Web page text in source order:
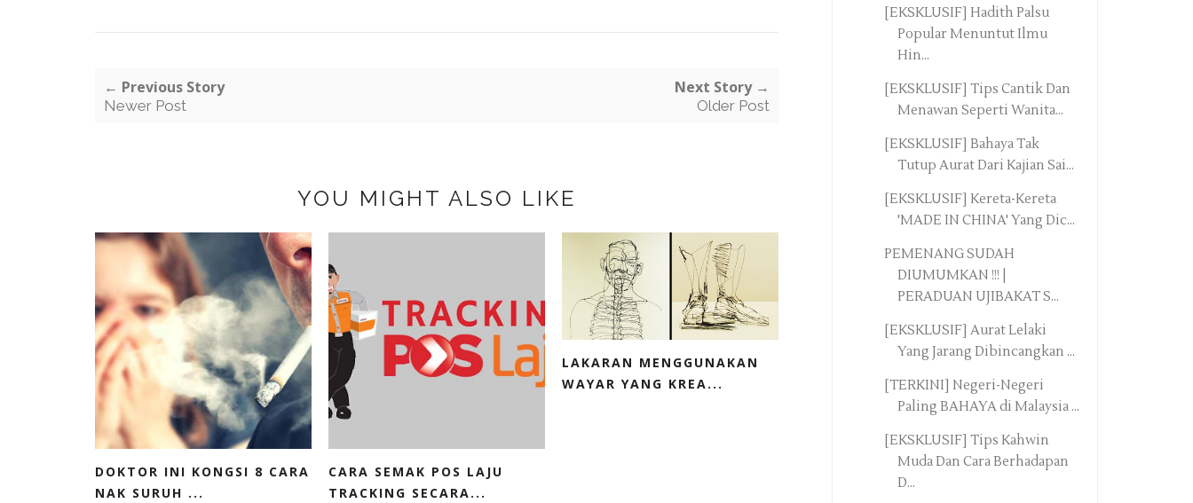
← Previous Story
Newer Post
Next Story →
Older Post
YOU MIGHT ALSO LIKE
DOKTOR INI KONGSI 8 CARA
NAK SURUH ...
CARA SEMAK POS LAJU
TRACKING SECARA...
LAKARAN MENGGUNAKAN
WAYAR YANG KREA...
[EKSKLUSIF] Hadith Palsu
Popular Menuntut Ilmu
Hin...
[EKSKLUSIF] Tips Cantik Dan
Menawan Seperti Wanita...
[EKSKLUSIF] Bahaya Tak
Tutup Aurat Dari Kajian Sai...
[EKSKLUSIF] Kereta-Kereta
'MADE IN CHINA' Yang Dic...
PEMENANG SUDAH
DIUMUMKAN !!! |
PERADUAN UJIBAKAT S...
[EKSKLUSIF] Aurat Lelaki
Yang Jarang Dibincangkan ...
[TERKINI] Negeri-Negeri
Paling BAHAYA di Malaysia ...
[EKSKLUSIF] Tips Kahwin
Muda Dan Cara Berhadapan
D...